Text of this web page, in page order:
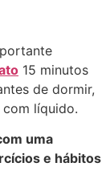
15 minutos
de dormir,
líquido.
uma
e hábitos